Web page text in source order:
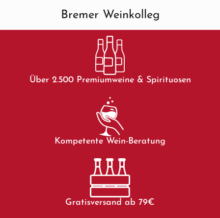
Bremer Weinkolleg
Über 2.500 Premiumweine & Spirituosen
Kompetente Wein-Beratung
Gratisversand ab 79€